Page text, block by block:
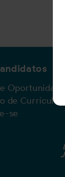
Oportunidades
de Currículo
se